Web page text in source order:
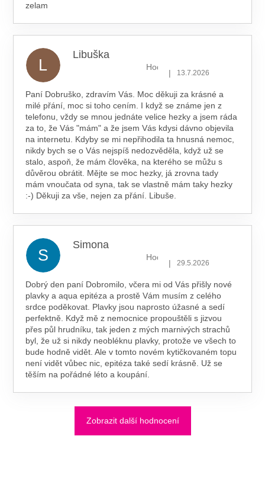
zelam
L
Libuška
Hodnocení obchodu je 5 z 5
| 13.7.2026
Paní Dobruško, zdravím Vás. Moc děkuji za krásné a
milé přání, moc si toho cením. I když se známe jen z
telefonu, vždy se mnou jednáte velice hezky a jsem ráda
za to, že Vás "mám" a že jsem Vás kdysi dávno objevila
na internetu. Kdyby se mi nepřihodila ta hnusná nemoc,
nikdy bych se o Vás nejspíš nedozvěděla, když už se
stalo, aspoň, že mám člověka, na kterého se můžu s
důvěrou obrátit. Mějte se moc hezky, já zrovna tady
mám vnoučata od syna, tak se vlastně mám taky hezky
:-) Děkuji za vše, nejen za přání. Libuše.
S
Simona
Hodnocení obchodu je 5 z 5
| 29.5.2026
Dobrý den paní Dobromilo, včera mi od Vás přišly nové
plavky a aqua epitéza a prostě Vám musím z celého
srdce poděkovat. Plavky jsou naprosto úžasné a sedí
perfektně. Když mě z nemocnice propouštěli s jizvou
přes půl hrudníku, tak jeden z mých marnivých strachů
byl, že už si nikdy neobléknu plavky, protože ve všech to
bude hodně vidět. Ale v tomto novém kytičkovaném topu
není vidět vůbec nic, epitéza také sedí krásně. Už se
těším na pořádné léto a koupání.
Zobrazit další hodnocení